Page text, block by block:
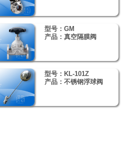
型号：GM
产品：真空隔膜阀
型号：KL-101Z
产品：不锈钢浮球阀